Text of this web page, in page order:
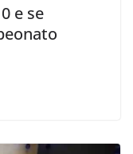
e se